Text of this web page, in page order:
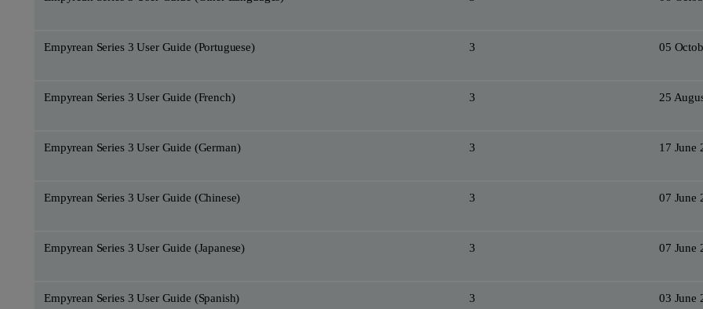
Empyrean Series 3 User Guide (Portuguese) 3 05
Empyrean Series 3 User Guide (French) 3 25
Empyrean Series 3 User Guide (German) 3 17 June
Empyrean Series 3 User Guide (Chinese) 3 07 June
Empyrean Series 3 User Guide (Japanese) 3 07 June
Empyrean Series 3 User Guide (Spanish) 3 03 June